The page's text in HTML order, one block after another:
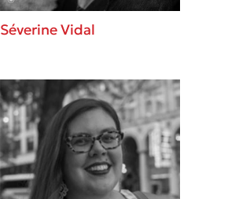
Séverine Vidal